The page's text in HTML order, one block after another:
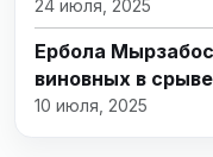
24 июля, 2025
Ербола
виновных в
10 июля, 2025